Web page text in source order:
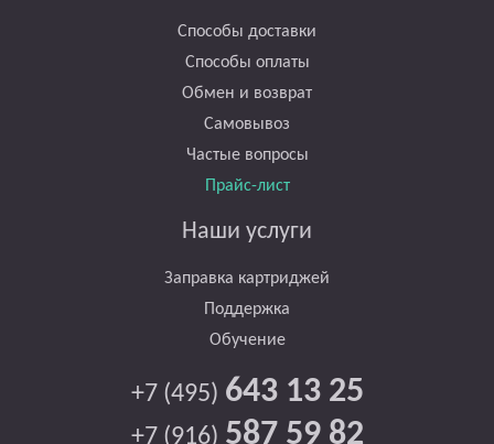
Способы доставки
Способы оплаты
Обмен и возврат
Самовывоз
Частые вопросы
Прайс-лист
Наши услуги
Заправка картриджей
Поддержка
Обучение
+7 (495) 643 13 25
+7 (916) 587 59 82